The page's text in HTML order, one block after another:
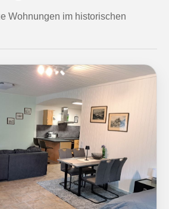
Wohnungen im historischen